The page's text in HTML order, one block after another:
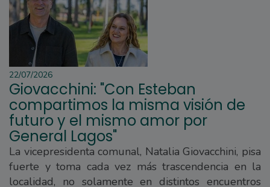
22/07/2026
Giovacchini: "Con Esteban
compartimos la misma visión de
futuro y el mismo amor por
General Lagos"
La vicepresidenta comunal, Natalia Giovacchini, pisa
fuerte y toma cada vez más trascendencia en la
localidad, no solamente en distintos encuentros